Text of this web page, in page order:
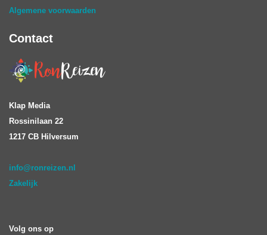
Algemene voorwaarden
Contact
Klap Media
Rossinilaan 22
1217 CB Hilversum
info@ronreizen.nl
Zakelijk
Volg ons op